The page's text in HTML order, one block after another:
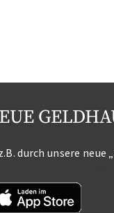
durch unsere